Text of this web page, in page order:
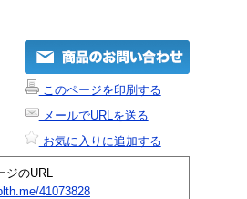
このページを印刷する
メールでURLを送る
お気に入りに追加する
ジのURL
41073828